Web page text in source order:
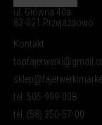
ul. Główna 40a
83-021 Przejazdowo
Kontakt
tel: 505-999-008
tel: (58) 350-57-00